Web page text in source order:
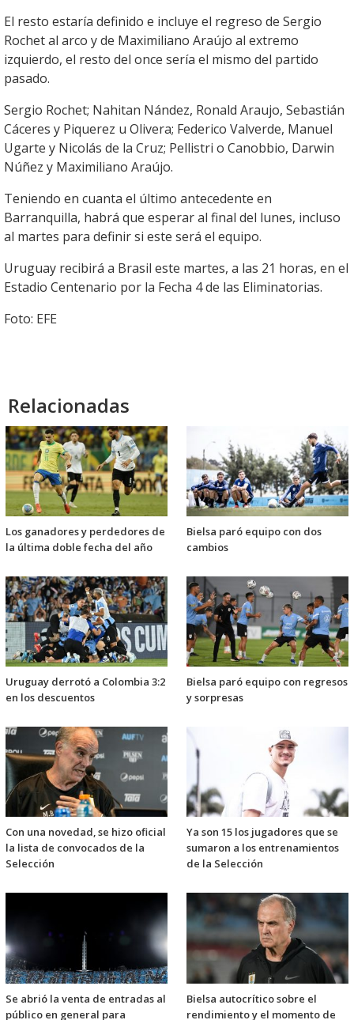
El resto estaría definido e incluye el regreso de Sergio
Rochet al arco y de Maximiliano Araújo al extremo
izquierdo, el resto del once sería el mismo del partido
pasado.
Sergio Rochet; Nahitan Nández, Ronald Araujo, Sebastián
Cáceres y Piquerez u Olivera; Federico Valverde, Manuel
Ugarte y Nicolás de la Cruz; Pellistri o Canobbio, Darwin
Núñez y Maximiliano Araújo.
Teniendo en cuanta el último antecedente en
Barranquilla, habrá que esperar al final del lunes, incluso
al martes para definir si este será el equipo.
Uruguay recibirá a Brasil este martes, a las 21 horas, en el
Estadio Centenario por la Fecha 4 de las Eliminatorias.
Foto: EFE
Relacionadas
Los ganadores y perdedores de
la última doble fecha del año
Bielsa paró equipo con dos
cambios
Uruguay derrotó a Colombia 3:2
en los descuentos
Bielsa paró equipo con regresos
y sorpresas
Con una novedad, se hizo oficial
la lista de convocados de la
Selección
Ya son 15 los jugadores que se
sumaron a los entrenamientos
de la Selección
Se abrió la venta de entradas al
público en general para
Bielsa autocrítico sobre el
rendimiento y el momento de